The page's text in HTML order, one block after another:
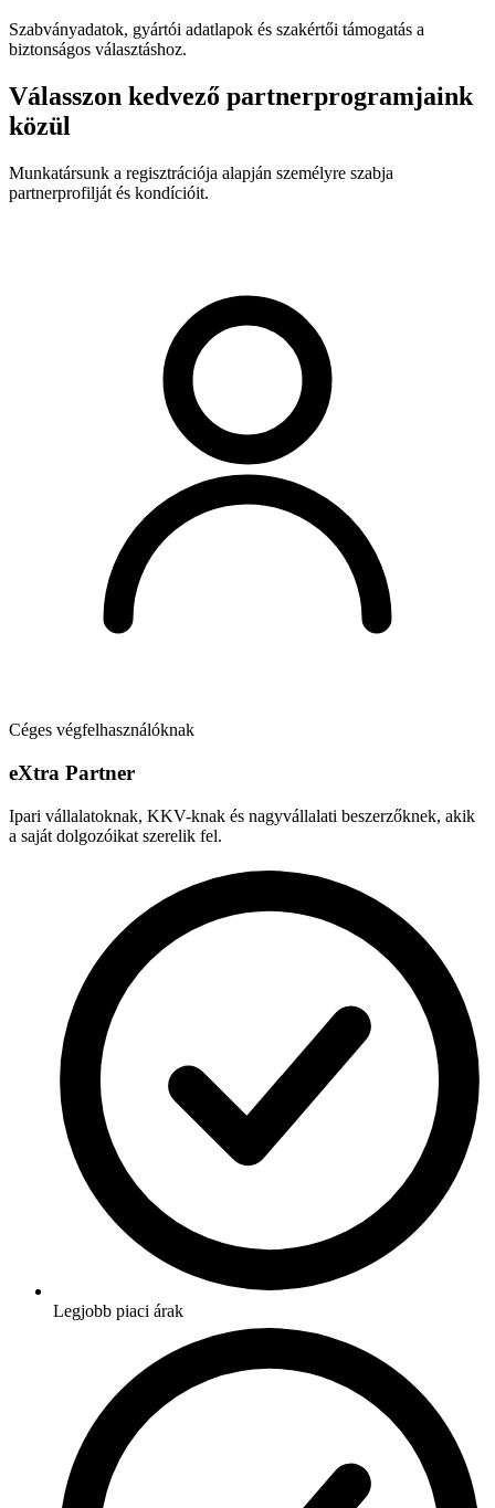
Szabványadatok, gyártói adatlapok és szakértői támogatás a
biztonságos választáshoz.
Válasszon kedvező partnerprogramjaink
közül
Munkatársunk a regisztrációja alapján személyre szabja
partnerprofilját és kondícióit.
Céges végfelhasználóknak
eXtra Partner
Ipari vállalatoknak, KKV-knak és nagyvállalati beszerzőknek, akik
a saját dolgozóikat szerelik fel.
Legjobb piaci árak